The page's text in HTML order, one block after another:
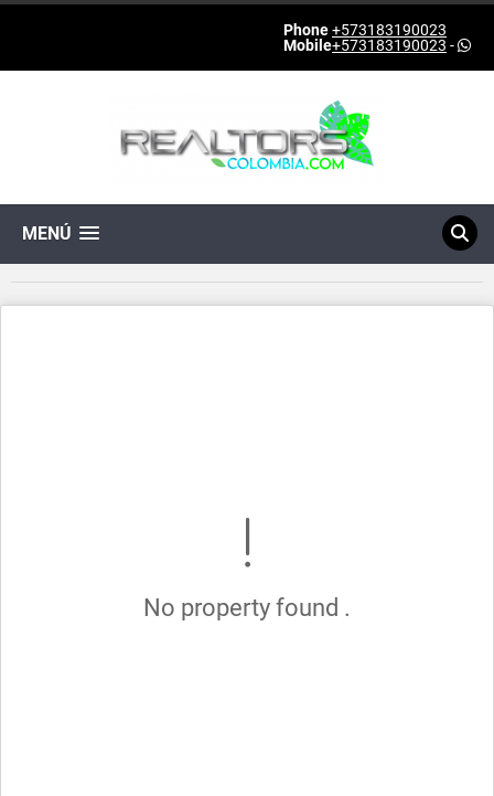
Phone+573183190023
Mobile+573183190023 -
MENÚ
No property found .